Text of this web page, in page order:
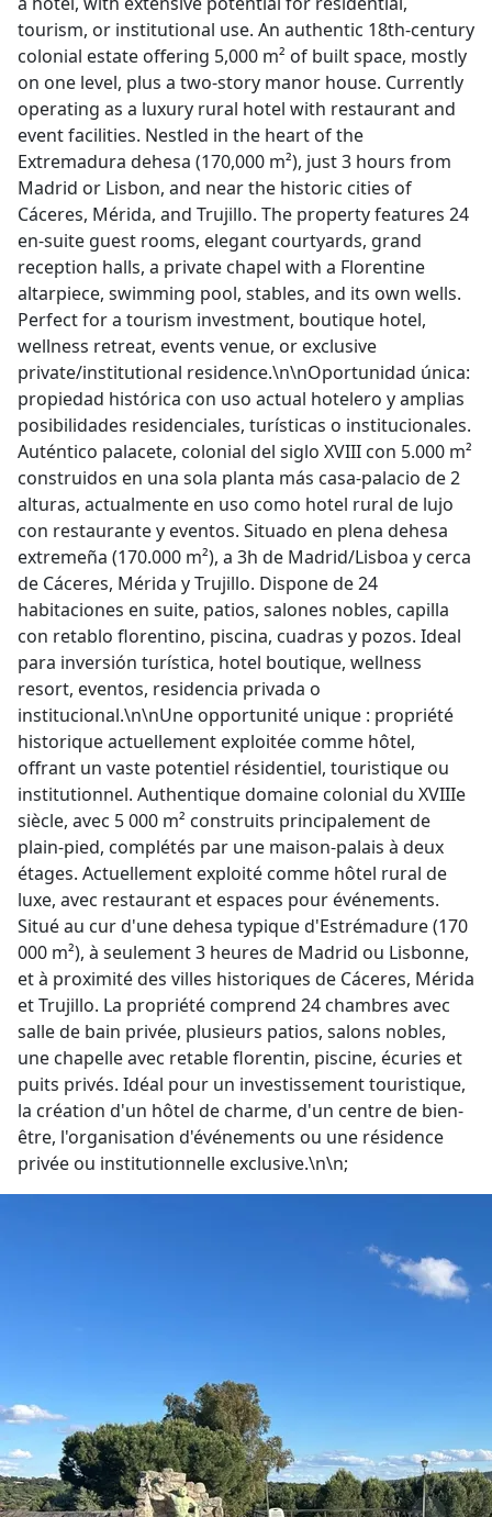
tourism, or institutional use. An authentic 18th-century
colonial estate offering 5,000 m² of built space, mostly
on one level, plus a two-story manor house. Currently
operating as a luxury rural hotel with restaurant and
event facilities. Nestled in the heart of the
Extremadura dehesa (170,000 m²), just 3 hours from
Madrid or Lisbon, and near the historic cities of
Cáceres, Mérida, and Trujillo. The property features 24
en-suite guest rooms, elegant courtyards, grand
reception halls, a private chapel with a Florentine
altarpiece, swimming pool, stables, and its own wells.
Perfect for a tourism investment, boutique hotel,
wellness retreat, events venue, or exclusive
private/institutional residence.\n\nOportunidad única:
propiedad histórica con uso actual hotelero y amplias
posibilidades residenciales, turísticas o institucionales.
Auténtico palacete, colonial del siglo XVIII con 5.000 m²
construidos en una sola planta más casa-palacio de 2
alturas, actualmente en uso como hotel rural de lujo
con restaurante y eventos. Situado en plena dehesa
extremeña (170.000 m²), a 3h de Madrid/Lisboa y cerca
de Cáceres, Mérida y Trujillo. Dispone de 24
habitaciones en suite, patios, salones nobles, capilla
con retablo florentino, piscina, cuadras y pozos. Ideal
para inversión turística, hotel boutique, wellness
resort, eventos, residencia privada o
institucional.\n\nUne opportunité unique : propriété
historique actuellement exploitée comme hôtel,
offrant un vaste potentiel résidentiel, touristique ou
institutionnel. Authentique domaine colonial du XVIIIe
siècle, avec 5 000 m² construits principalement de
plain-pied, complétés par une maison-palais à deux
étages. Actuellement exploité comme hôtel rural de
luxe, avec restaurant et espaces pour événements.
Situé au cur d'une dehesa typique d'Estrémadure (170
000 m²), à seulement 3 heures de Madrid ou Lisbonne,
et à proximité des villes historiques de Cáceres, Mérida
et Trujillo. La propriété comprend 24 chambres avec
salle de bain privée, plusieurs patios, salons nobles,
une chapelle avec retable florentin, piscine, écuries et
puits privés. Idéal pour un investissement touristique,
la création d'un hôtel de charme, d'un centre de bien-
être, l'organisation d'événements ou une résidence
privée ou institutionnelle exclusive.\n\n;